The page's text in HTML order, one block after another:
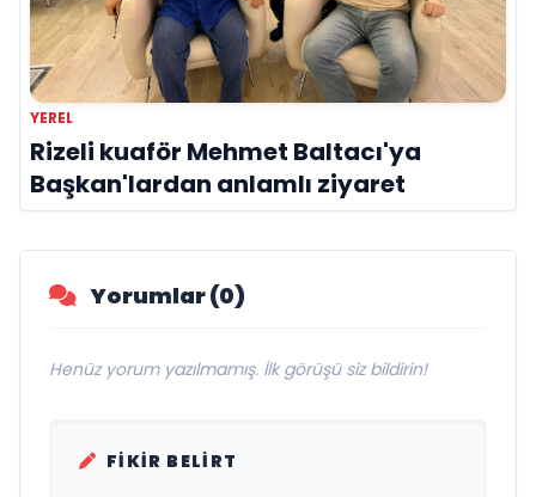
YEREL
Rizeli kuaför Mehmet Baltacı'ya
Başkan'lardan anlamlı ziyaret
Yorumlar (0)
Henüz yorum yazılmamış. İlk görüşü siz bildirin!
FIKIR BELIRT